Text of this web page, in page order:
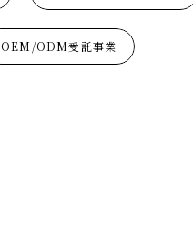
OEM/ODM受託事業